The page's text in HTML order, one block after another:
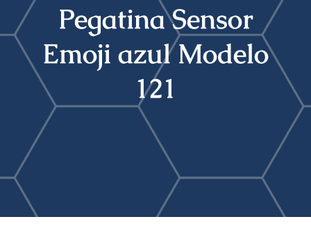
Pegatina Sensor
Emoji azul Modelo
121